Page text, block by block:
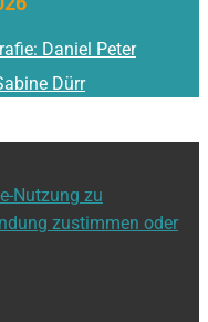
Daniel Peter
Dürr
Nutzung zu
zustimmen oder